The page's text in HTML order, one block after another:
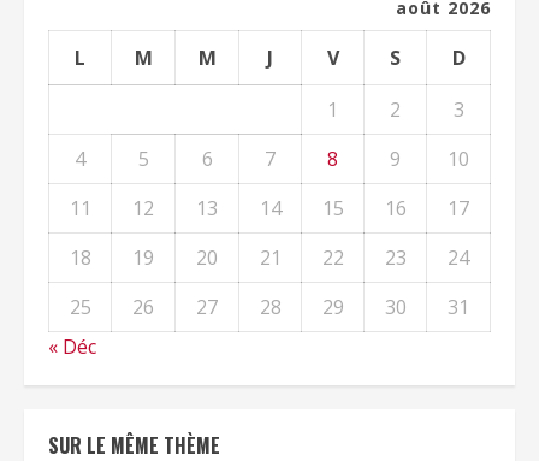
août 2026
L M M J V S
D
1
2
3
4
5 6 7 8 9
10
11
12 13 14 15 16
17
18
19 20 21 22 23
24
25
26 27 28 29 30
31
« Déc
SUR LE MÊME THÈME